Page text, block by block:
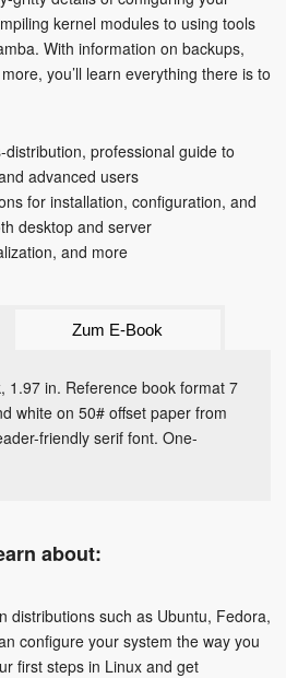
kernel modules to using tools
With information on backups,
you’ll learn everything there is to
professional guide to
advanced users
for installation, configuration, and
desktop and server
and more
Zum E-Book
1.97 in. Reference book format 7
white on 50# offset paper from
friendly serif font. One-
about:
distributions such as Ubuntu, Fedora,
configure your system the way you
first steps in Linux and get